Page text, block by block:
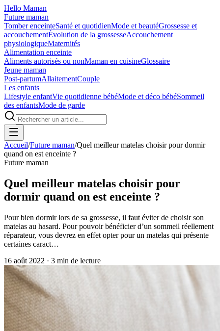
Hello Maman
Future maman
Tomber enceinteSanté et quotidienMode et beautéGrossesse et
accouchementÉvolution de la grossesseAccouchement
physiologiqueMaternités
Alimentation enceinte
Aliments autorisés ou nonMaman en cuisineGlossaire
Jeune maman
Post-partumAllaitementCouple
Les enfants
Lifestyle enfantVie quotidienne bébéMode et déco bébéSommeil
des enfantsMode de garde
Accueil/Future maman/Quel meilleur matelas choisir pour dormir
quand on est enceinte ?
Future maman
Quel meilleur matelas choisir pour
dormir quand on est enceinte ?
Pour bien dormir lors de sa grossesse, il faut éviter de choisir son
matelas au hasard. Pour pouvoir bénéficier d’un sommeil réellement
réparateur, vous devrez en effet opter pour un matelas qui présente
certaines caract…
16 août 2022 · 3 min de lecture